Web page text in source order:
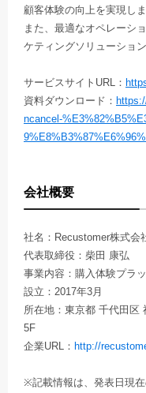
顧客体験の向上を実現しま
また、最適なオペレーシ
ケティングソリューショ
サービスサイトURL：
資料ダウンロード：
ncancel-
会社概要
社名：Recustomer株式会
代表取締役：柴田 康弘
事業内容：購入体験プラ
設立：2017年3月
所在地：東京都 千代田区
5F
企業URL： http://
※記載情報は、発表日現